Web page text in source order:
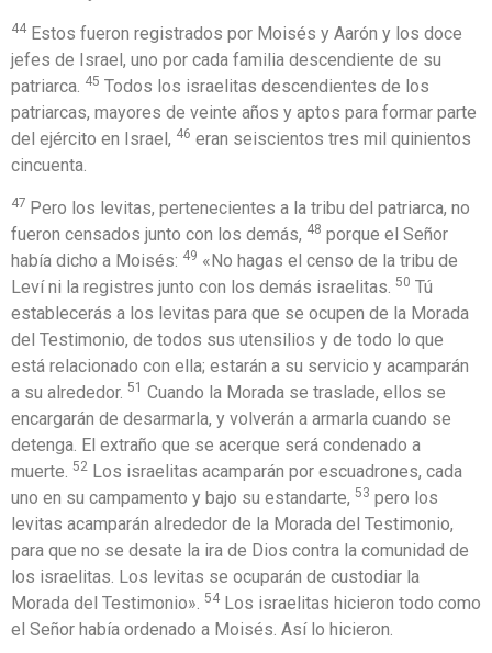
44 Estos fueron registrados por Moisés y Aarón y los doce
jefes de Israel, uno por cada familia descendiente de su
patriarca. 45 Todos los israelitas descendientes de los
patriarcas, mayores de veinte años y aptos para formar parte
del ejército en Israel, 46 eran seiscientos tres mil quinientos
cincuenta.
47 Pero los levitas, pertenecientes a la tribu del patriarca, no
fueron censados junto con los demás, 48 porque el Señor
había dicho a Moisés: 49 «No hagas el censo de la tribu de
Leví ni la registres junto con los demás israelitas. 50 Tú
establecerás a los levitas para que se ocupen de la Morada
del Testimonio, de todos sus utensilios y de todo lo que
está relacionado con ella; estarán a su servicio y acamparán
a su alrededor. 51 Cuando la Morada se traslade, ellos se
encargarán de desarmarla, y volverán a armarla cuando se
detenga. El extraño que se acerque será condenado a
muerte. 52 Los israelitas acamparán por escuadrones, cada
uno en su campamento y bajo su estandarte, 53 pero los
levitas acamparán alrededor de la Morada del Testimonio,
para que no se desate la ira de Dios contra la comunidad de
los israelitas. Los levitas se ocuparán de custodiar la
Morada del Testimonio». 54 Los israelitas hicieron todo como
el Señor había ordenado a Moisés. Así lo hicieron.